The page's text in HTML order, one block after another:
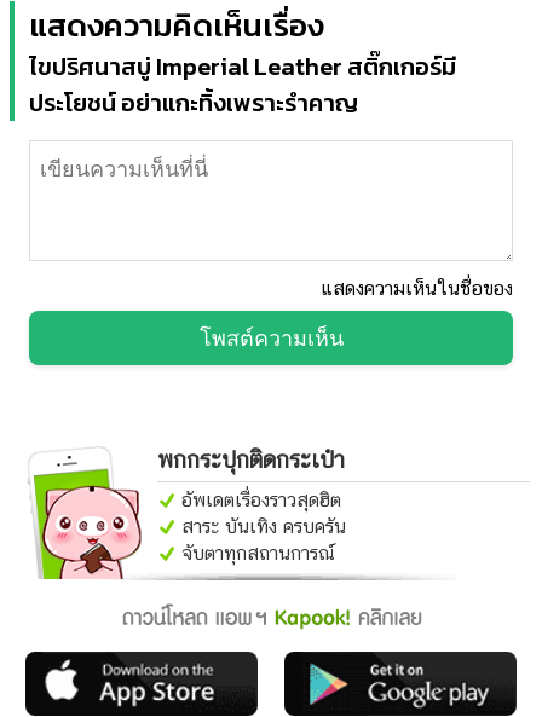
แสดงความคิดเห็นเรื่อง
ไขปริศนาสบู่ Imperial Leather สติ๊กเกอร์มี
ประโยชน์ อย่าแกะทิ้งเพราะรำคาญ
แสดงความเห็นในชื่อของ
โพสต์ความเห็น
พกกระปุกติดกระเป๋า
อัพเดตเรื่องราวสุดฮิต
สาระ บันเทิง ครบครัน
จับตาทุกสถานการณ์